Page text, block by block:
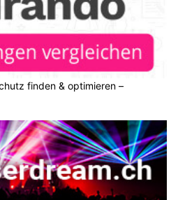
finden & optimieren –